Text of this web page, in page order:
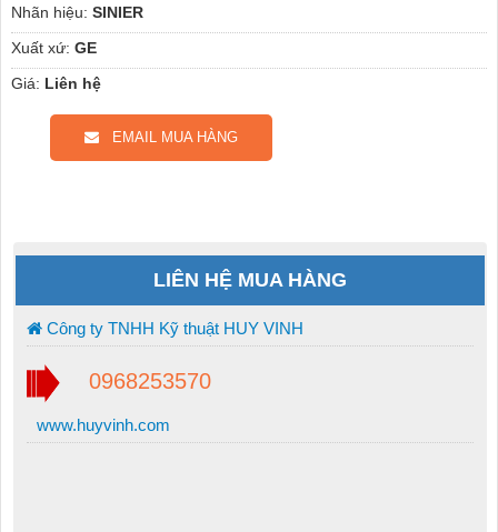
Nhãn hiệu: SINIER
Xuất xứ: GE
Giá: Liên hệ
EMAIL MUA HÀNG
LIÊN HỆ MUA HÀNG
Công ty TNHH Kỹ thuật HUY VINH
0968253570
www.huyvinh.com